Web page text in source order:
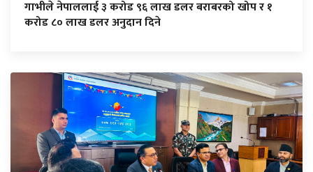
गाभीले नेपाललाई ३ करोड ९६ लाख डलर बराबरको खोप र १
करोड ८० लाख डलर अनुदान दिने